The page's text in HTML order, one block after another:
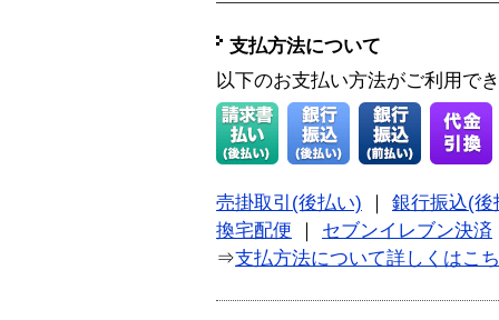
支払方法について
以下のお支払い方法がご利用で
売掛取引(後払い)
銀行振込(後
換宅配便
セブンイレブン決済
⇒支払方法について詳しくはこ